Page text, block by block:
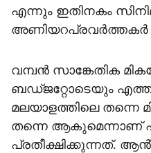
എന്നും ഇതിനകം
അണിയറപ്രവർത്തകർ
വമ്പൻ സാങ്കേതിക
ബഡ്ജറ്റോടെയും
മലയാളത്തിലെ തന്നെ
തന്നെ ആകുമെന്നാണ്
പ്രതീക്ഷിക്കുന്നത്.